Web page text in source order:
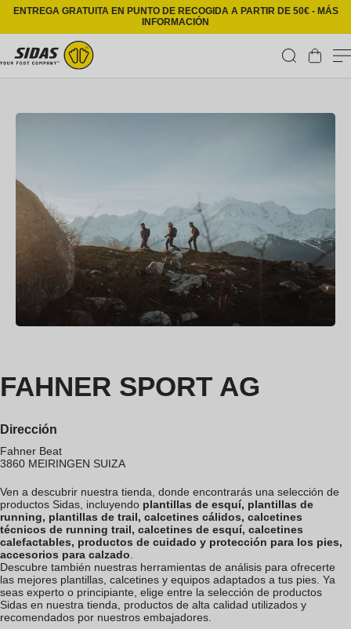
Ir directamente al contenido
ENTREGA GRATUITA EN PUNTO DE RECOGIDA A PARTIR DE 50€ - MÁS
INFORMACIÓN
Carrito
FAHNER SPORT AG
Dirección
Fahner Beat
3860 MEIRINGEN SUIZA
Ven a descubrir nuestra tienda, donde encontrarás una selección de
productos Sidas, incluyendo plantillas de esquí, plantillas de
running, plantillas de trail, calcetines cálidos, calcetines
técnicos de running trail, calcetines de esquí, calcetines
calefactables, productos de cuidado y protección para los pies,
accesorios para calzado.
Descubre también nuestras herramientas de análisis para ofrecerte
las mejores plantillas, calcetines y equipos adaptados a tus pies. Ya
seas experto o principiante, elige entre la selección de productos
Sidas en nuestra tienda, productos de alta calidad utilizados y
recomendados por nuestros embajadores.